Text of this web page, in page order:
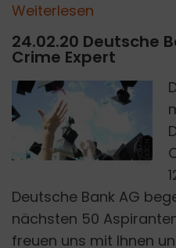
Weiterlesen
24.02.20 Deutsche
Crime Expert
T
H
O
M
A
S
K
Ö
L
S
C
H
_
P
I
X
E
L
I
O.
DE
Deutsche Bank AG
nächsten 50
freuen uns mit Ihnen